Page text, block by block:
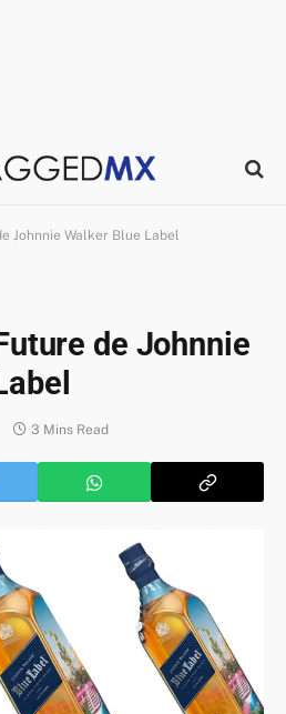
Johnnie Walker Blue Label
de Johnnie
3 Mins Read